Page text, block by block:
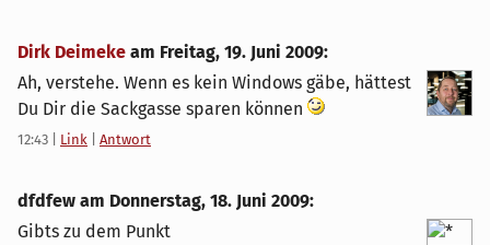
Dirk Deimeke am Freitag, 19. Juni 2009:
Ah, verstehe. Wenn es kein Windows gäbe, hättest
Du Dir die Sackgasse sparen können
12:43 Link Antwort
dfdfew am Donnerstag, 18. Juni 2009:
Gibts zu dem Punkt